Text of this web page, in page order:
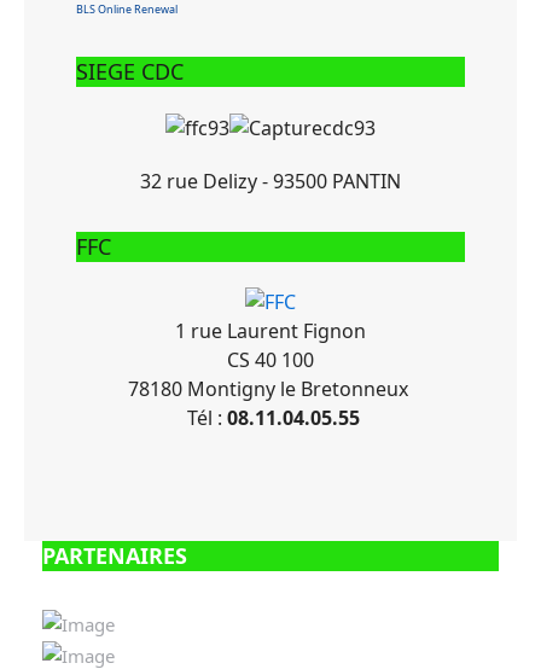
BLS Online Renewal
SIEGE CDC
32 rue Delizy - 93500 PANTIN
FFC
1 rue Laurent Fignon
CS 40 100
78180 Montigny le Bretonneux
Tél : 08.11.04.05.55
PARTENAIRES